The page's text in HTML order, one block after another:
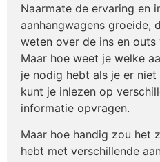
Naarmate de ervaring en
aanhangwagens groeide,
weten over de ins en outs
Maar hoe weet je welke
je nodig hebt als je er
kunt je inlezen op
informatie opvragen.
Maar hoe handig zou het
hebt met verschillende